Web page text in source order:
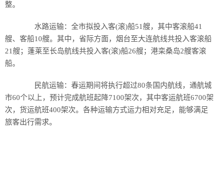
整。
水路运输：全市拟投入客(滚)船51艘，其中客滚船41
艘、客船10艘。其中，省际方面，烟台至大连航线共投入客滚船
21艘；蓬莱至长岛航线共投入客(滚)船26艘；港栾桑岛2艘客滚
船。
民航运输：春运期间将执行超过80条国内航线，通航城
市60个以上，预计完成航班起降7100架次，其中客运航班6700架
次，货运航班400架次。各种运输方式运力相对充足，能够满足
旅客出行需求。